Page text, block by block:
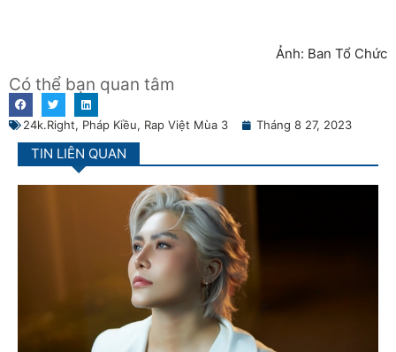
Ảnh: Ban Tổ Chức
Có thể bạn quan tâm
24k.Right, Pháp Kiều, Rap Việt Mùa 3 Tháng 8 27, 2023
TIN LIÊN QUAN